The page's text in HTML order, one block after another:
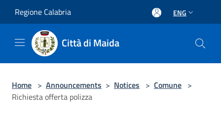
Regione Calabria ENG
Città di Maida
Home > Announcements > Notices > Comune >
Richiesta offerta polizza